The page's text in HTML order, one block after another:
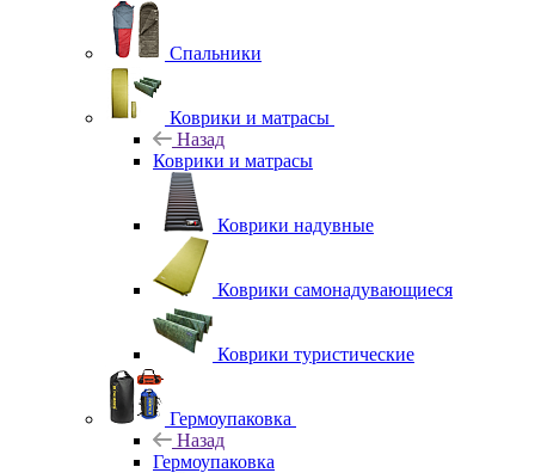
Спальники
Коврики и матрасы
Назад
Коврики и матрасы
Коврики надувные
Коврики самонадувающиеся
Коврики туристические
Гермоупаковка
Назад
Гермоупаковка